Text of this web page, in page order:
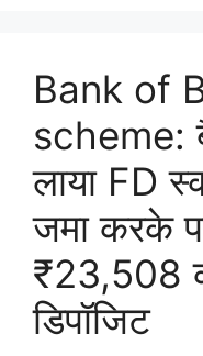
Bank of
scheme:
लाया FD
जमा करके
₹23,508
डिपॉजिट